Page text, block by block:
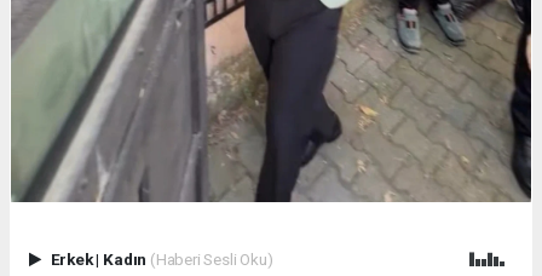
Erkek| Kadın (Haberi Sesli Oku)